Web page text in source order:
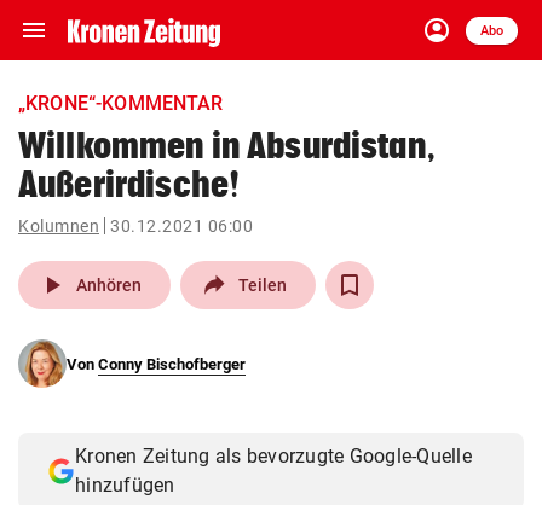
menu Navigation
ein-/ausklappen
account_circle
Anmelden
Abo
close Schließen
account_circle Anmelden
pin_drop
Wien arrow_right
„KRONE“-KOMMENTAR
Willkommen in Absurdistan,
Außerirdische!
Kolumnen 30.12.2021 06:00
play_arrow Anhören Teilen
Von Conny Bischofberger
Kronen Zeitung als bevorzugte Google-Quelle
hinzufügen